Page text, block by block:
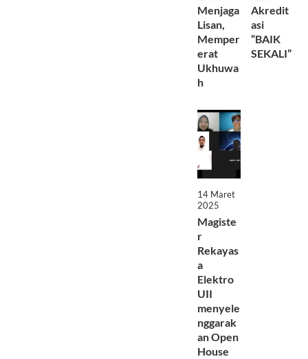
Menjaga
Lisan,
Memper
erat
Ukhuwa
h
Akredit
asi
“BAIK
SEKALI”
14 Maret
2025
Magiste
r
Rekayas
a
Elektro
UII
menyele
nggarak
an Open
House